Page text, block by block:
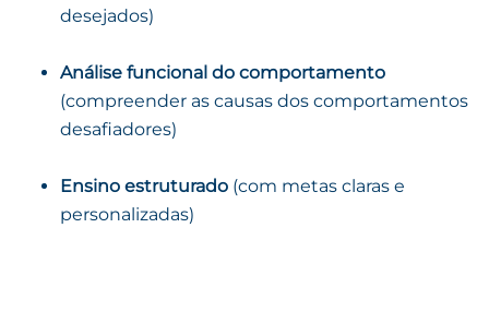
desejados)
Análise funcional do comportamento
(compreender as causas dos comportamentos
desafiadores)
Ensino estruturado (com metas claras e
personalizadas)